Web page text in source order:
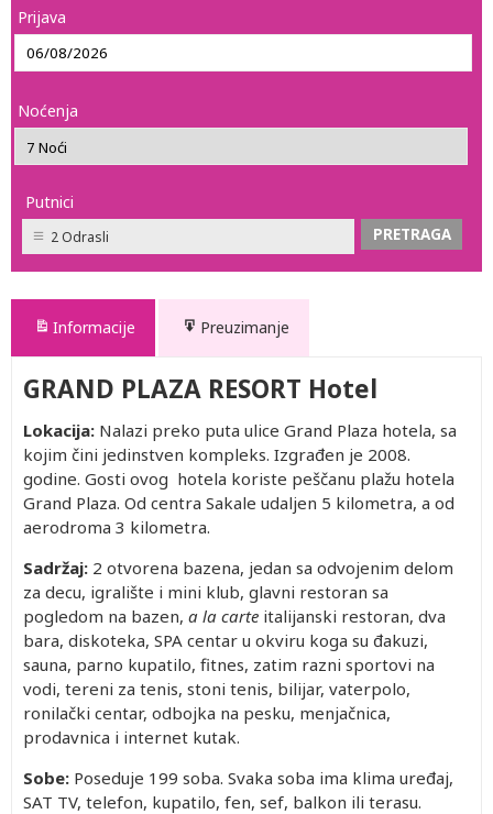
Prijava
Noćenja
Putnici
2 Odrasli
Informacije Preuzimanje
GRAND PLAZA RESORT Hotel
Lokacija: Nalazi preko puta ulice Grand Plaza hotela, sa
kojim čini jedinstven kompleks. Izgrađen je 2008.
godine. Gosti ovog hotela koriste peščanu plažu hotela
Grand Plaza. Od centra Sakale udaljen 5 kilometra, a od
aerodroma 3 kilometra.
Sadržaj: 2 otvorena bazena, jedan sa odvojenim delom
za decu, igralište i mini klub, glavni restoran sa
pogledom na bazen, a la carte italijanski restoran, dva
bara, diskoteka, SPA centar u okviru koga su đakuzi,
sauna, parno kupatilo, fitnes, zatim razni sportovi na
vodi, tereni za tenis, stoni tenis, bilijar, vaterpolo,
ronilački centar, odbojka na pesku, menjačnica,
prodavnica i internet kutak.
Sobe: Poseduje 199 soba. Svaka soba ima klima uređaj,
SAT TV, telefon, kupatilo, fen, sef, balkon ili terasu.